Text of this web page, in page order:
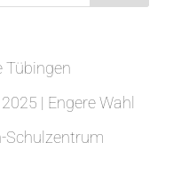
Tübingen
| Engere Wahl
Schulzentrum